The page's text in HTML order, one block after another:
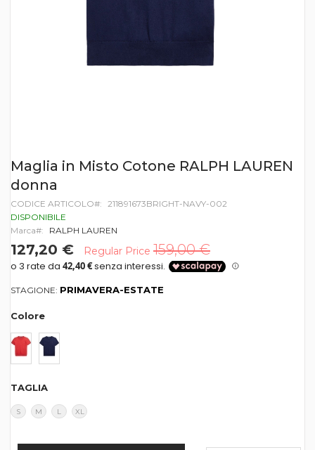
Vai
all'inizio
della
di
immagini
Maglia in Misto Cotone RALPH LAUREN
donna
CODICE ARTICOLO
211891673BRIGHT-NAVY-002
DISPONIBILE
Marca
RALPH LAUREN
127,20 € Regular Price 159,00 €
STAGIONE: PRIMAVERA-ESTATE
Colore
TAGLIA
S M L XL